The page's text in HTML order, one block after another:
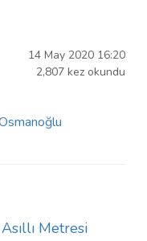
14 May 2020 16:20
2,807 kez okundu
Metresi